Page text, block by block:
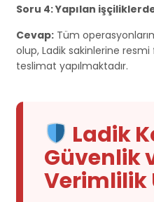
Soru 4: Yapılan
Cevap: Tüm
olup, Ladik sakinlerine
teslimat yapılmaktadır.
Ladik
Güvenlik
Verimlilik